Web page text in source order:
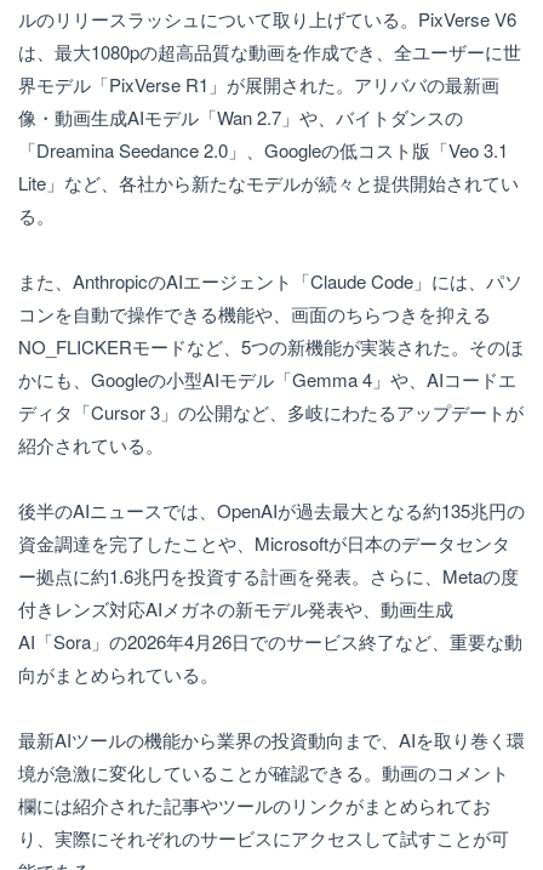
ルのリリースラッシュについて取り上げている。PixVerse V6
は、最大1080pの超高品質な動画を作成でき、全ユーザーに世
界モデル「PixVerse R1」が展開された。アリババの最新画
像・動画生成AIモデル「Wan 2.7」や、バイトダンスの
「Dreamina Seedance 2.0」、Googleの低コスト版「Veo 3.1
Lite」など、各社から新たなモデルが続々と提供開始されてい
る。
また、AnthropicのAIエージェント「Claude Code」には、パソ
コンを自動で操作できる機能や、画面のちらつきを抑える
NO_FLICKERモードなど、5つの新機能が実装された。そのほ
かにも、Googleの小型AIモデル「Gemma 4」や、AIコードエ
ディタ「Cursor 3」の公開など、多岐にわたるアップデートが
紹介されている。
後半のAIニュースでは、OpenAIが過去最大となる約135兆円の
資金調達を完了したことや、Microsoftが日本のデータセンタ
ー拠点に約1.6兆円を投資する計画を発表。さらに、Metaの度
付きレンズ対応AIメガネの新モデル発表や、動画生成
AI「Sora」の2026年4月26日でのサービス終了など、重要な動
向がまとめられている。
最新AIツールの機能から業界の投資動向まで、AIを取り巻く環
境が急激に変化していることが確認できる。動画のコメント
欄には紹介された記事やツールのリンクがまとめられてお
り、実際にそれぞれのサービスにアクセスして試すことが可